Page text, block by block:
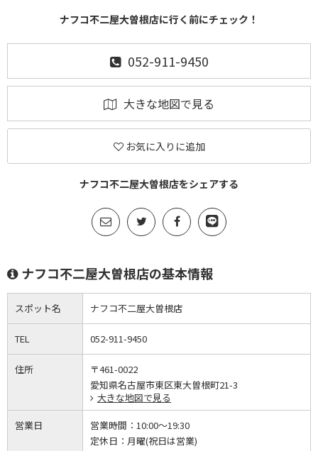
ナフコ不二屋大曽根店に行く前にチェック！
052-911-9450
大きな地図で見る
お気に入りに追加
ナフコ不二屋大曽根店をシェアする
ナフコ不二屋大曽根店の基本情報
スポット名 ナフコ不二屋大曽根店
TEL 052-911-9450
住所
〒461-0022
愛知県名古屋市東区東大曽根町21-3
大きな地図で見る
営業日 営業時間： 10:00～19:30
定休日： 月曜(祝日は営業)